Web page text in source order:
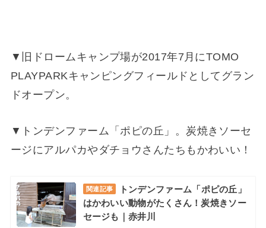
▼旧ドロームキャンプ場が2017年7月にTOMO
PLAYPARKキャンピングフィールドとしてグラン
ドオープン。
▼トンデンファーム「ポピの丘」。炭焼きソーセ
ージにアルパカやダチョウさんたちもかわいい！
関連記事
トンデンファーム「ポピの丘」
はかわいい動物がたくさん！炭焼きソー
セージも｜赤井川